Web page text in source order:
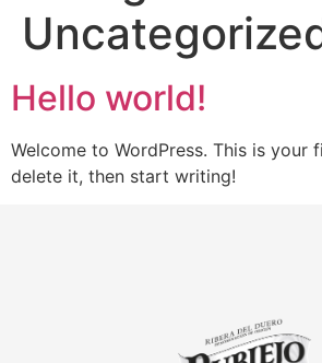
Hello world!
Welcome to WordPress. This is your
delete it, then start writing!